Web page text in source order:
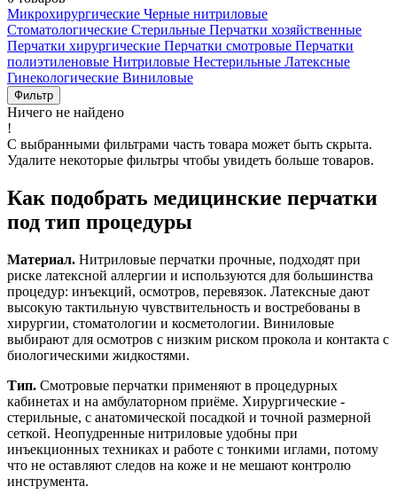
Микрохирургические Черные нитриловые
Стоматологические Стерильные Перчатки хозяйственные
Перчатки хирургические Перчатки смотровые Перчатки
полиэтиленовые Нитриловые Нестерильные Латексные
Гинекологические Виниловые
Фильтр
Ничего не найдено
!
С выбранными фильтрами часть товара может быть скрыта.
Удалите некоторые фильтры чтобы увидеть больше товаров.
Как подобрать медицинские перчатки
под тип процедуры
Материал. Нитриловые перчатки прочные, подходят при
риске латексной аллергии и используются для большинства
процедур: инъекций, осмотров, перевязок. Латексные дают
высокую тактильную чувствительность и востребованы в
хирургии, стоматологии и косметологии. Виниловые
выбирают для осмотров с низким риском прокола и контакта с
биологическими жидкостями.
Тип. Смотровые перчатки применяют в процедурных
кабинетах и на амбулаторном приёме. Хирургические -
стерильные, с анатомической посадкой и точной размерной
сеткой. Неопудренные нитриловые удобны при
инъекционных техниках и работе с тонкими иглами, потому
что не оставляют следов на коже и не мешают контролю
инструмента.